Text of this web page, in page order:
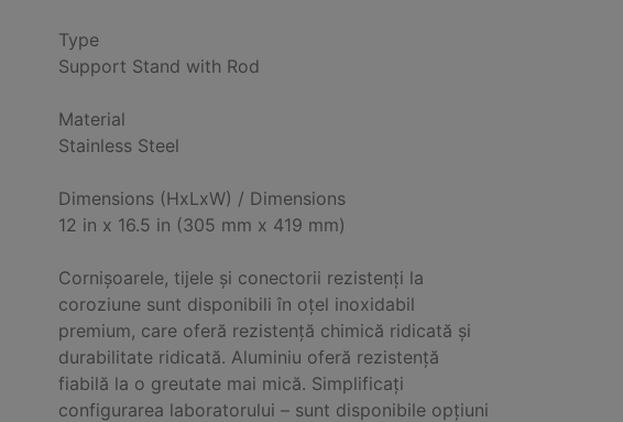
Type
Support Stand with Rod
Material
Stainless Steel
Dimensions (HxLxW) / Dimensions
12 in x 16.5 in (305 mm x 419 mm)
Cornișoarele, tijele și conectorii rezistenți la
coroziune sunt disponibili în oțel inoxidabil
premium, care oferă rezistență chimică ridicată și
durabilitate ridicată. Aluminiu oferă rezistență
fiabilă la o greutate mai mică. Simplificați
configurarea laboratorului – sunt disponibile opțiuni